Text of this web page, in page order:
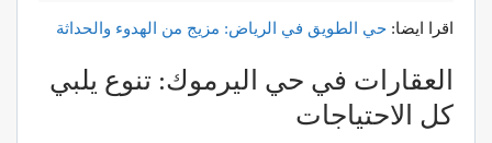
اقرا ايضا: حي الطويق في الرياض: مزيج من الهدوء والحداثة
العقارات في حي اليرموك: تنوع يلبي
كل الاحتياجات